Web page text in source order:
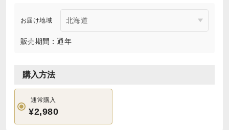
お届け地域
販売期間：通年
購入方法
通常購入
¥2,980